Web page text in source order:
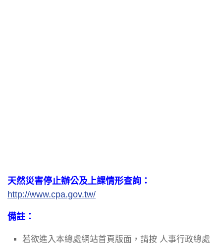
天然災害停止辦公及上課情形查詢：
http://www.cpa.gov.tw/
備註：
若欲進入本總處網站首頁版面，請按 人事行政總處